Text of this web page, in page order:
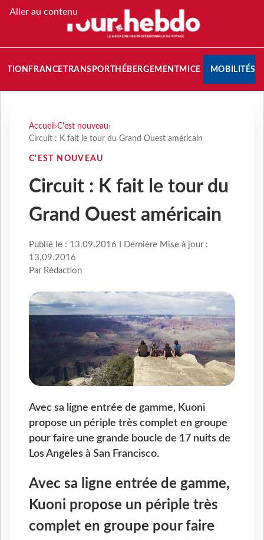
Aller au contenu
FRANCETRANSPORT HÉBERGEMENTMICE MOBILITÉS
Accueil ›C'est nouveau›
Circuit : K fait le tour du Grand Ouest américain
C'EST NOUVEAU
Circuit : K fait le tour du
Grand Ouest américain
Publié le : 13.09.2016 I Dernière Mise à jour :
13.09.2016
Par Rédaction
Avec sa ligne entrée de gamme, Kuoni
propose un périple très complet en groupe
pour faire une grande boucle de 17 nuits de
Los Angeles à San Francisco.
Avec sa ligne entrée de gamme,
Kuoni propose un périple très
complet en groupe pour faire